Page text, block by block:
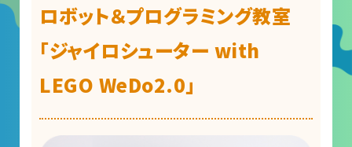
天文グループアルバイト募集
実験・展示分野のアルバイト募集
インフォメーション アルバイト募集
科学館ボランティア募集
ロボット＆プログラミング教室
「ジャイロシューター with
LEGO WeDo2.0」